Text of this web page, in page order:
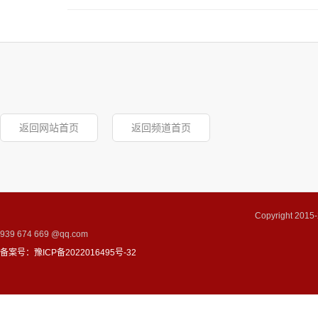
返回网站首页 返回频道首页
Copyright
939 674 669 @qq.com
备案号：豫ICP备2022016495号-32